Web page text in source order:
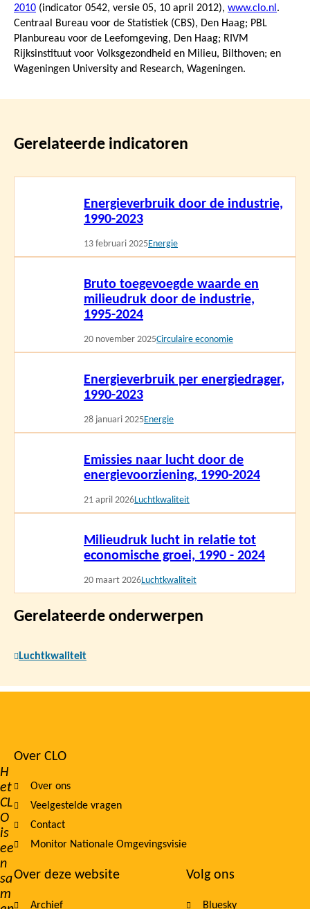
2010 (indicator 0542, versie 05, 10 april 2012), www.clo.nl .
Centraal Bureau voor de Statistiek (CBS), Den Haag; PBL
Planbureau voor de Leefomgeving, Den Haag; RIVM
Rijksinstituut voor Volksgezondheid en Milieu, Bilthoven; en
Wageningen University and Research, Wageningen.
Gerelateerde indicatoren
Energieverbruik door de industrie,
1990-2023
13 februari 2025Energie
Bruto toegevoegde waarde en
milieudruk door de industrie,
1995-2024
20 november 2025Circulaire economie
Energieverbruik per energiedrager,
1990-2023
28 januari 2025Energie
Emissies naar lucht door de
energievoorziening, 1990-2024
21 april 2026Luchtkwaliteit
Milieudruk lucht in relatie tot
economische groei, 1990 - 2024
20 maart 2026Luchtkwaliteit
Gerelateerde onderwerpen
Luchtkwaliteit
H
et
CL
O
is
ee
n
sa
m
Footer
navigation
Over CLO
Over ons
Veelgestelde vragen
Contact
Monitor Nationale Omgevingsvisie
Over deze website
Archief
Volg ons
Bluesky